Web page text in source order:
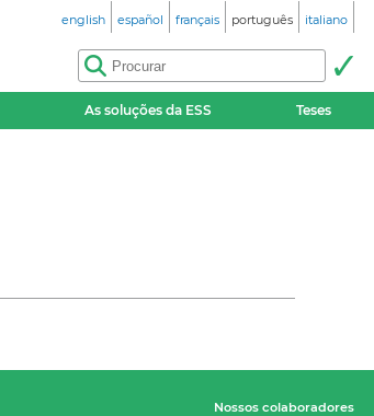
english español français português italiano
As soluções da ESS Teses
Nossos colaboradores